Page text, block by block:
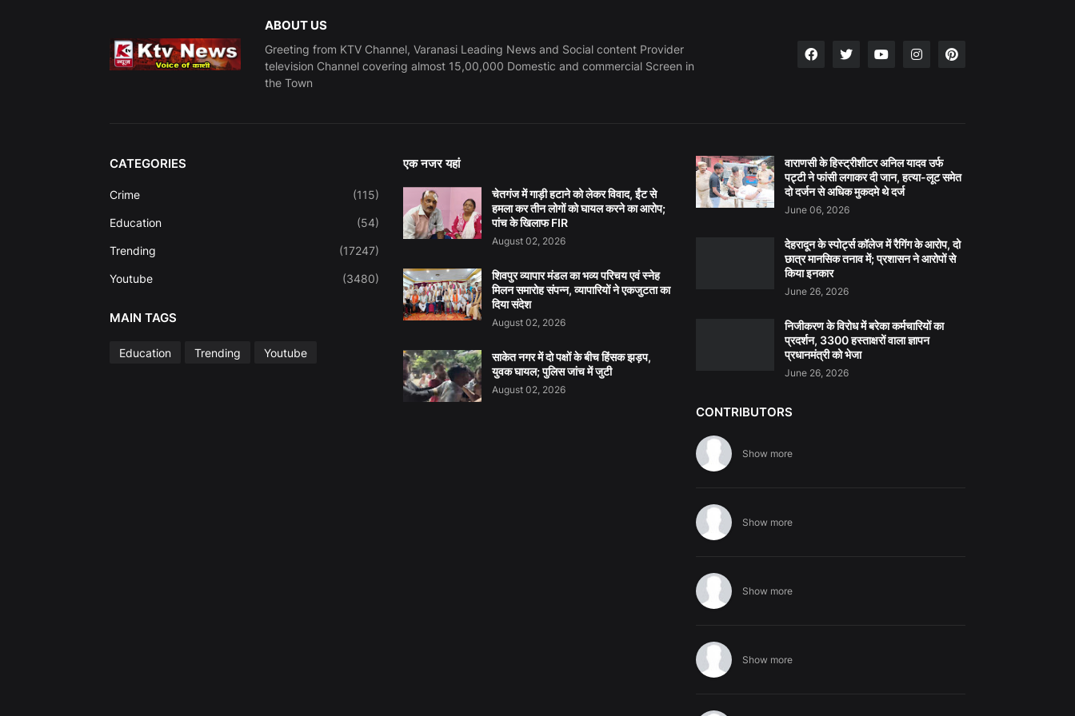
ABOUT US
Greeting from KTV Channel, Varanasi Leading News and Social content Provider
television Channel covering almost 15,00,000 Domestic and commercial Screen in
the Town
CATEGORIES
Crime (115)
Education (54)
Trending (17247)
Youtube (3480)
MAIN TAGS
Education Trending Youtube
एक नजर यहां
चेतगंज में गाड़ी हटाने को लेकर विवाद, ईंट से
हमला कर तीन लोगों को घायल करने का आरोप;
पांच के खिलाफ FIR
August 02, 2026
शिवपुर व्यापार मंडल का भव्य परिचय एवं स्नेह
मिलन समारोह संपन्न, व्यापारियों ने एकजुटता का
दिया संदेश
August 02, 2026
साकेत नगर में दो पक्षों के बीच हिंसक झड़प,
युवक घायल; पुलिस जांच में जुटी
August 02, 2026
वाराणसी के हिस्ट्रीशीटर अनिल यादव उर्फ
पट्टी ने फांसी लगाकर दी जान, हत्या-लूट समेत
दो दर्जन से अधिक मुकदमे थे दर्ज
June 06, 2026
देहरादून के स्पोर्ट्स कॉलेज में रैगिंग के आरोप, दो
छात्र मानसिक तनाव में; प्रशासन ने आरोपों से
किया इनकार
June 26, 2026
निजीकरण के विरोध में बरेका कर्मचारियों का
प्रदर्शन, 3300 हस्ताक्षरों वाला ज्ञापन
प्रधानमंत्री को भेजा
June 26, 2026
CONTRIBUTORS
Show more
Show more
Show more
Show more